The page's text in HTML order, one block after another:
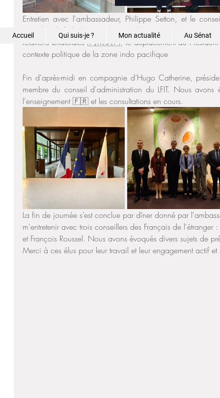
Entretien avec l'ambassadeur, Philippe Setton, et le
avec le chef de la section consulaire, Marc-Antoine
relations bilatérales 🇫🇷🇯🇵, le déplacement du Président
contexte politique de la zone indo pacifique
Fin d'après-midi en compagnie d’Hugo Catherine,
membre du conseil d'administration du LFIT. Nous avons
l'enseignement 🇫🇷 et les consultations en cours.
La fin de journée s’est conclue par dîner donné par
m'entretenir avec trois conseillers des Français de
et François Roussel. Nous avons évoqués divers sujets de
Merci à ces élus pour leur travail et leur engagement actif
Accueil Qui suis-je ? Mon actualité Au Sénat